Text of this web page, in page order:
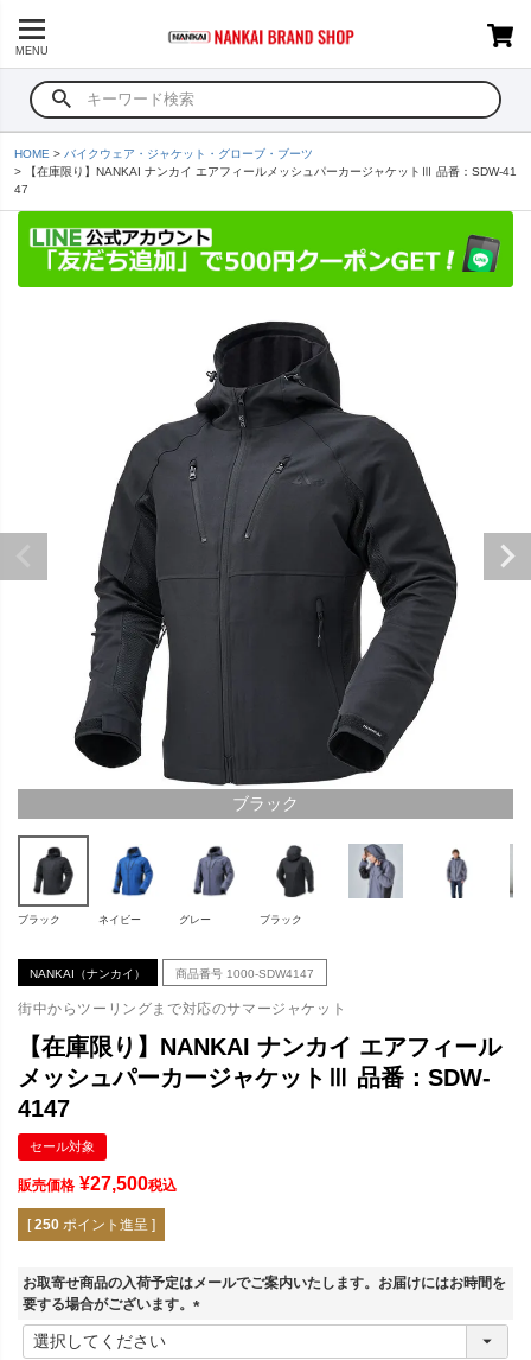
MENU
HOME
バイクウェア・ジャケット・グローブ・ブーツ
【在庫限り】NANKAI ナンカイ エアフィールメッシュパーカージャケットⅢ 品番：SDW-41
47
ブラック
ブラック ネイビー グレー ブラック
NANKAI（ナンカイ） 商品番号 1000-SDW4147
街中からツーリングまで対応のサマージャケット
【在庫限り】NANKAI ナンカイ エアフィール
メッシュパーカージャケットⅢ 品番：SDW-
4147
セール対象
販売価格 ¥27,500税込
[ 250 ポイント進呈 ]
お取寄せ商品の入荷予定はメールでご案内いたします。お届けにはお時間を
要する場合がございます。
(